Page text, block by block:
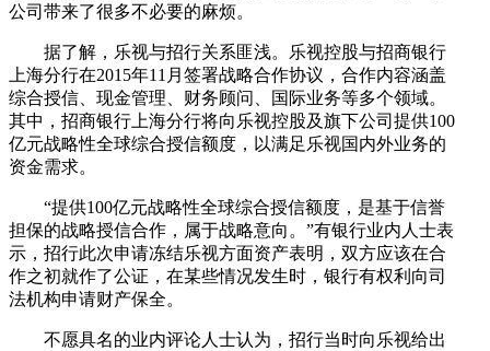
公司带来了很多不必要的麻烦。
据了解，乐视与招行关系匪浅。乐视控股与招商银行
上海分行在2015年11月签署战略合作协议，合作内容涵盖
综合授信、现金管理、财务顾问、国际业务等多个领域。
其中，招商银行上海分行将向乐视控股及旗下公司提供100
亿元战略性全球综合授信额度，以满足乐视国内外业务的
资金需求。
“提供100亿元战略性全球综合授信额度，是基于信誉
担保的战略授信合作，属于战略意向。”有银行业内人士表
示，招行此次申请冻结乐视方面资产表明，双方应该在合
作之初就作了公证，在某些情况发生时，银行有权利向司
法机构申请财产保全。
不愿具名的业内评论人士认为，招行当时向乐视给出